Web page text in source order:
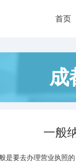
首页
成
一般
是要去办理营业执照